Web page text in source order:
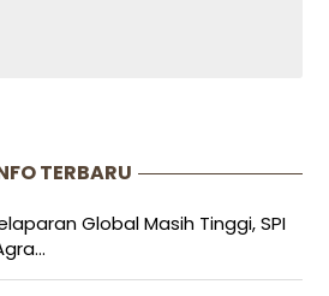
TERBARU
Global Masih Tinggi, SPI